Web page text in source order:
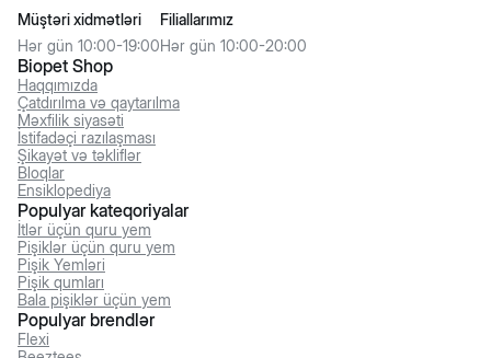
Biopet Shop
Haqqımızda
Çatdırılma və qaytarılma
Məxfilik siyasəti
İstifadəçi razılaşması
Şikayət və təkliflər
Bloqlar
Ensiklopediya
Müştəri xidmətləri
Hər gün 10:00-19:00
Filiallarımız
Hər gün 10:00-20:00
Populyar kateqoriyalar
İtlər üçün quru yem
Pişiklər üçün quru yem
Pişik Yemləri
Pişik qumları
Bala pişiklər üçün yem
Populyar brendlər
Flexi